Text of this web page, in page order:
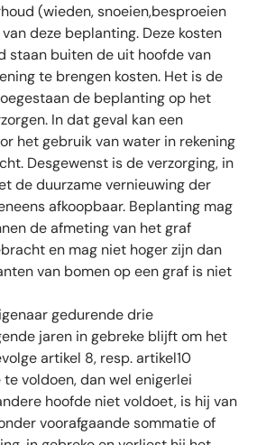
(wieden, snoeien,besproeien
deze beplanting. Deze kosten
staan buiten de uit hoofde van
te brengen kosten. Het is de
de beplanting op het
In dat geval kan een
het gebruik van water in rekening
Desgewenst is de verzorging, in
de duurzame vernieuwing der
afkoopbaar. Beplanting mag
de afmeting van het graf
en mag niet hoger zijn dan
van bomen op een graf is niet
gedurende drie
jaren in gebreke blijft om het
artikel 8, resp. artikel10
voldoen, dan wel enigerlei
hoofde niet voldoet, is hij van
voorafgaande sommatie of